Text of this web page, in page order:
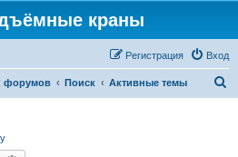
краны
Вход
Регистрация
форумов Поиск Активные темы